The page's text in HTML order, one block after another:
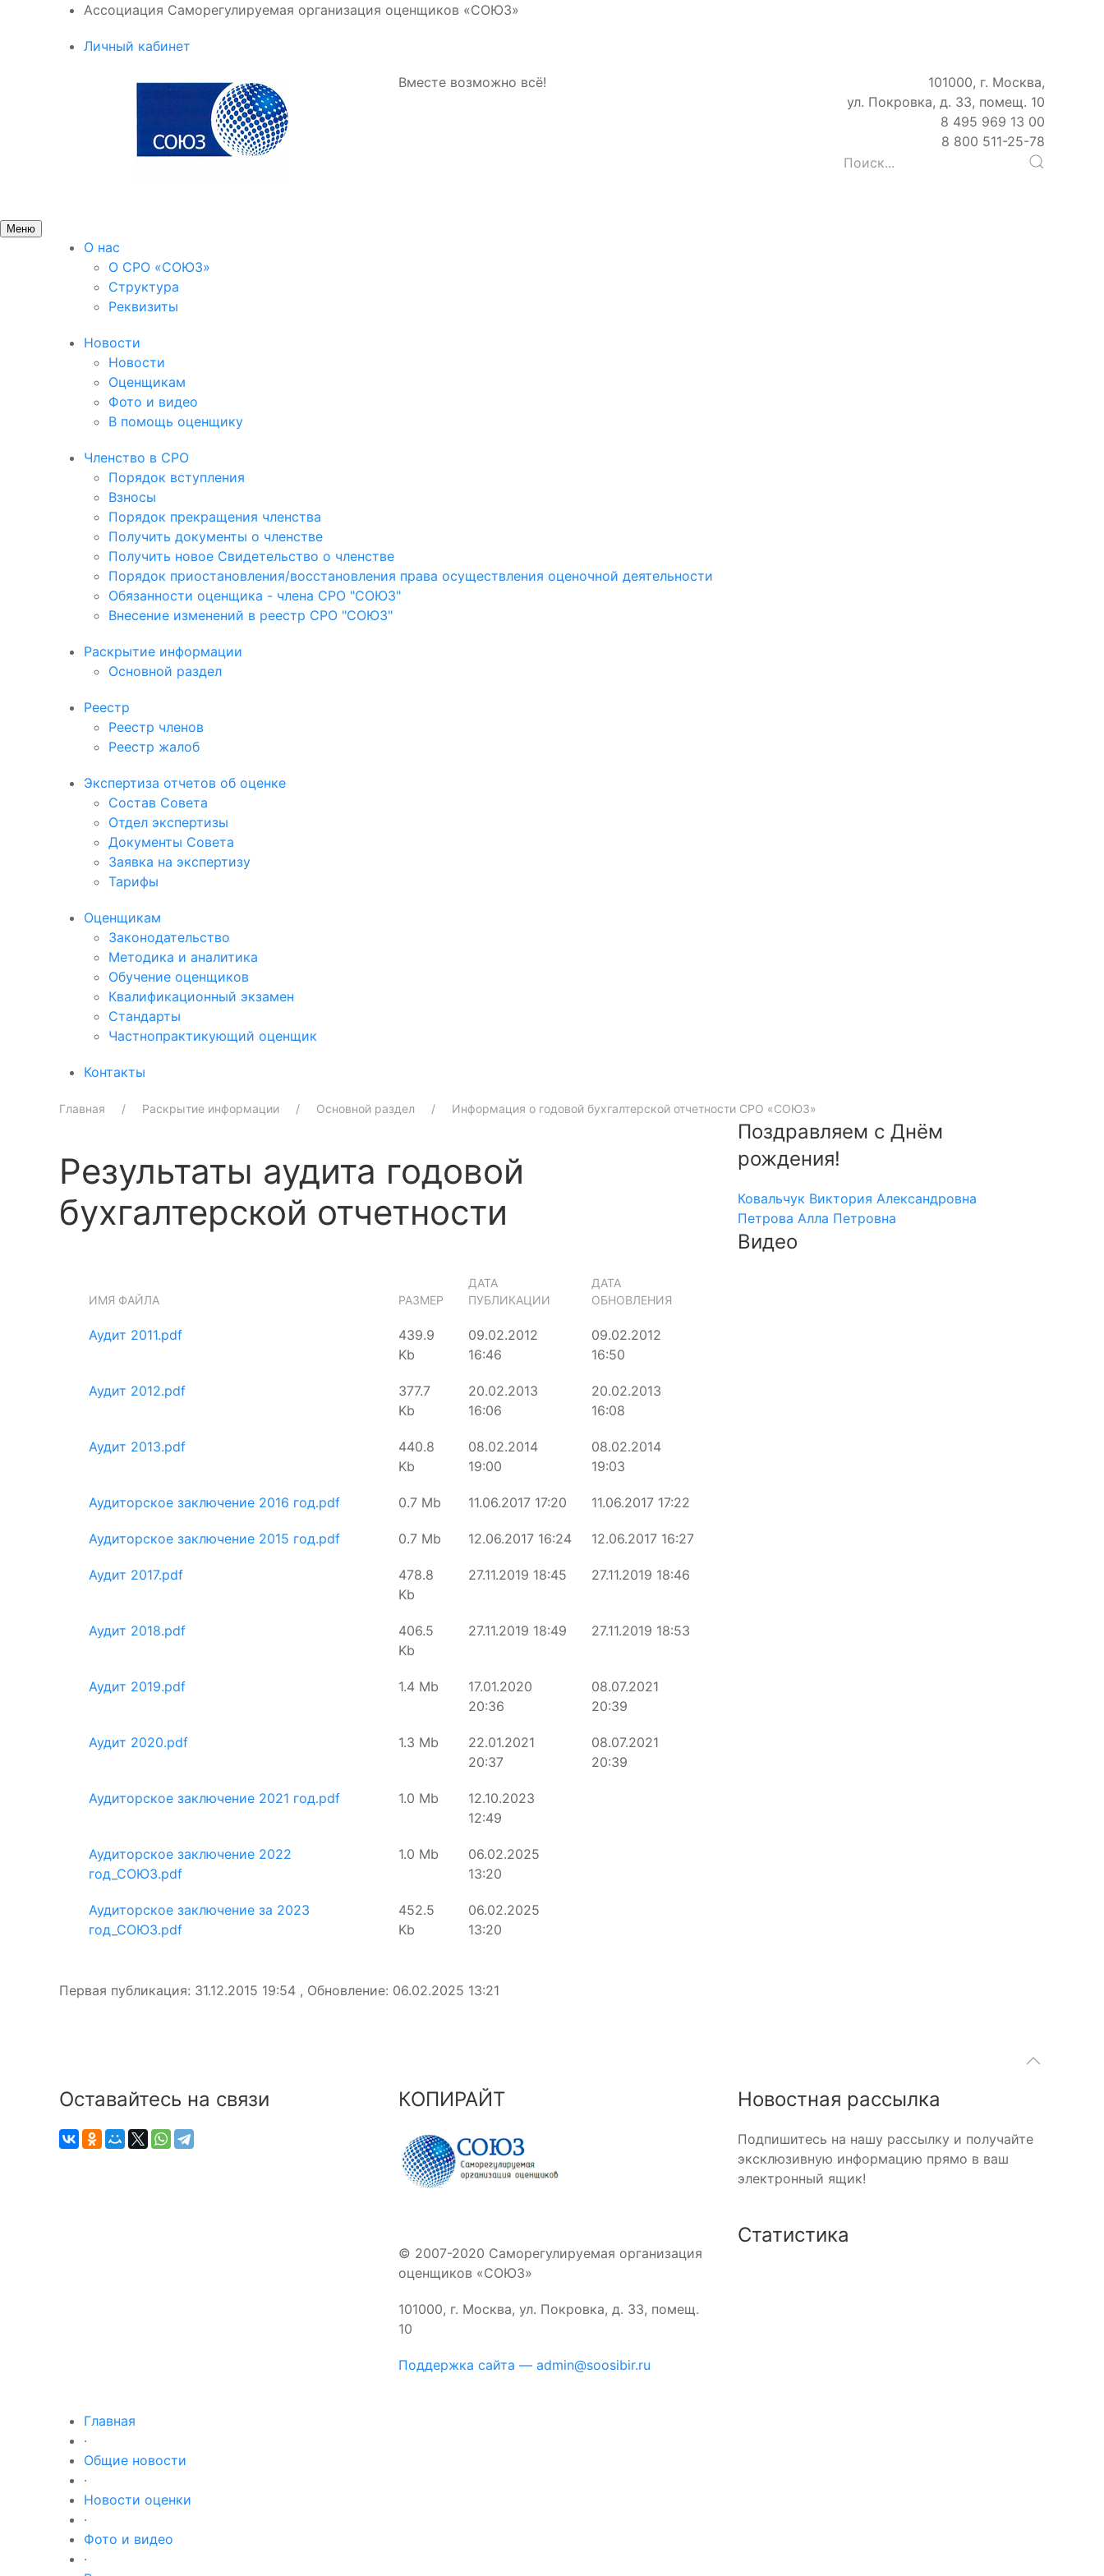
Ассоциация Саморегулируемая организация оценщиков «СОЮЗ»
Личный кабинет
Вместе возможно всё!
101000, г. Москва,
ул. Покровка, д. 33, помещ. 10
8 495 969 13 00
8 800 511-25-78
Меню
О нас
О СРО «СОЮЗ»
Структура
Реквизиты
Новости
Новости
Оценщикам
Фото и видео
В помощь оценщику
Членство в СРО
Порядок вступления
Взносы
Порядок прекращения членства
Получить документы о членстве
Получить новое Свидетельство о членстве
Порядок приостановления/восстановления права осуществления оценочной деятельности
Обязанности оценщика - члена СРО "СОЮЗ"
Внесение изменений в реестр СРО "СОЮЗ"
Раскрытие информации
Основной раздел
Реестр
Реестр членов
Реестр жалоб
Экспертиза отчетов об оценке
Состав Совета
Отдел экспертизы
Документы Совета
Заявка на экспертизу
Тарифы
Оценщикам
Законодательство
Методика и аналитика
Обучение оценщиков
Квалификационный экзамен
Стандарты
Частнопрактикующий оценщик
Контакты
Главная Раскрытие информации Основной раздел Информация о годовой бухгалтерской отчетности СРО «СОЮЗ»
Результаты аудита годовой
бухгалтерской отчетности
ИМЯ ФАЙЛА РАЗМЕР
ДАТА
ПУБЛИКАЦИИ
ДАТА
ОБНОВЛЕНИЯ
Аудит 2011.pdf
439.9
Kb
09.02.2012
16:46
09.02.2012
16:50
Аудит 2012.pdf
377.7
Kb
20.02.2013
16:06
20.02.2013
16:08
Аудит 2013.pdf
440.8
Kb
08.02.2014
19:00
08.02.2014
19:03
Аудиторское заключение 2016 год.pdf 0.7 Mb 11.06.2017 17:20 11.06.2017 17:22
Аудиторское заключение 2015 год.pdf 0.7 Mb 12.06.2017 16:24 12.06.2017 16:27
Аудит 2017.pdf
478.8
Kb
27.11.2019 18:45 27.11.2019 18:46
Аудит 2018.pdf
406.5
Kb
27.11.2019 18:49 27.11.2019 18:53
Аудит 2019.pdf 1.4 Mb
17.01.2020
20:36
08.07.2021
20:39
Аудит 2020.pdf 1.3 Mb
22.01.2021
20:37
08.07.2021
20:39
Аудиторское заключение 2021 год.pdf 1.0 Mb
12.10.2023
12:49
Аудиторское заключение 2022
год_СОЮЗ.pdf
1.0 Mb
06.02.2025
13:20
Аудиторское заключение за 2023
год_СОЮЗ.pdf
452.5
Kb
06.02.2025
13:20
Первая публикация: 31.12.2015 19:54 , Обновление: 06.02.2025 13:21
Поздравляем с Днём
рождения!
Ковальчук Виктория Александровна
Петрова Алла Петровна
Видео
Оставайтесь на связи КОПИРАЙТ
© 2007-2020 Саморегулируемая организация
оценщиков «СОЮЗ»
101000, г. Москва, ул. Покровка, д. 33, помещ.
10
Поддержка сайта — admin@soosibir.ru
Новостная рассылка
Подпишитесь на нашу рассылку и получайте
эксклюзивную информацию прямо в ваш
электронный ящик!
Статистика
Главная
·
Общие новости
·
Новости оценки
·
Фото и видео
·